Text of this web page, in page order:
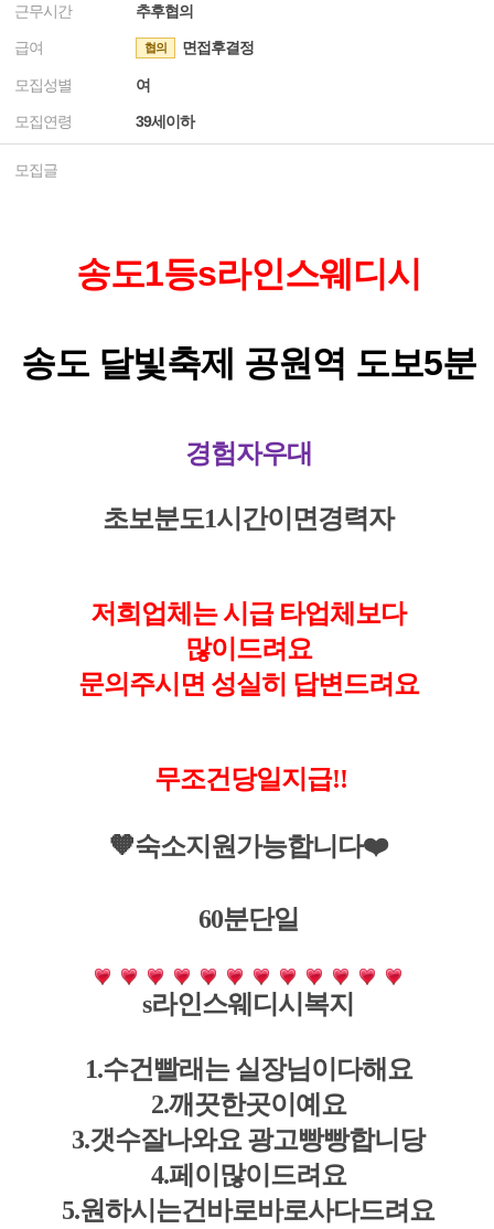
근무시간 추후협의
급여 협의 면접후결정
모집성별 여
모집연령 39세이하
모집글
송도1등s라인스웨디시
송도 달빛축제 공원역 도보5분
경험자우대
초보분도1시간이면경력자
저희업체는 시급 타업체보다
많이드려요
문의주시면 성실히 답변드려요
무조건당일지급!!
🧡숙소지원가능합니다❤️
60분단일
s라인스웨디시복지
1.수건빨래는 실장님이다해요
2.깨끗한곳이예요
3.갯수잘나와요 광고빵빵합니당
4.페이많이드려요
5.원하시는건바로바로사다드려요